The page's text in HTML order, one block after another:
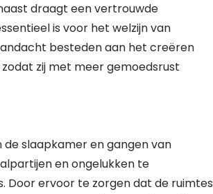
draagt een vertrouwde
is voor het welzijn van
besteden aan het creëren
zij met meer gemoedsrust
slaapkamer en gangen van
en ongelukken te
Door ervoor te zorgen dat de ruimtes